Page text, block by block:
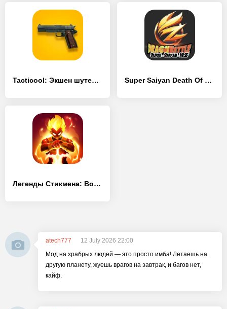
Tacticool: Экшен шутер 5v5 - [Взлом/МОД Много денег] Super Saiyan Death Of Warriors - [Взлом/МОД Все открыто]
Легенды Стикмена: Война теней - [Взлом/МОД Много денег]
atech777
12 July 2026 22:00
Мод на храбрых людей — это просто имба! Летаешь на
другую планету, жуешь врагов на завтрак, и багов нет,
кайф.